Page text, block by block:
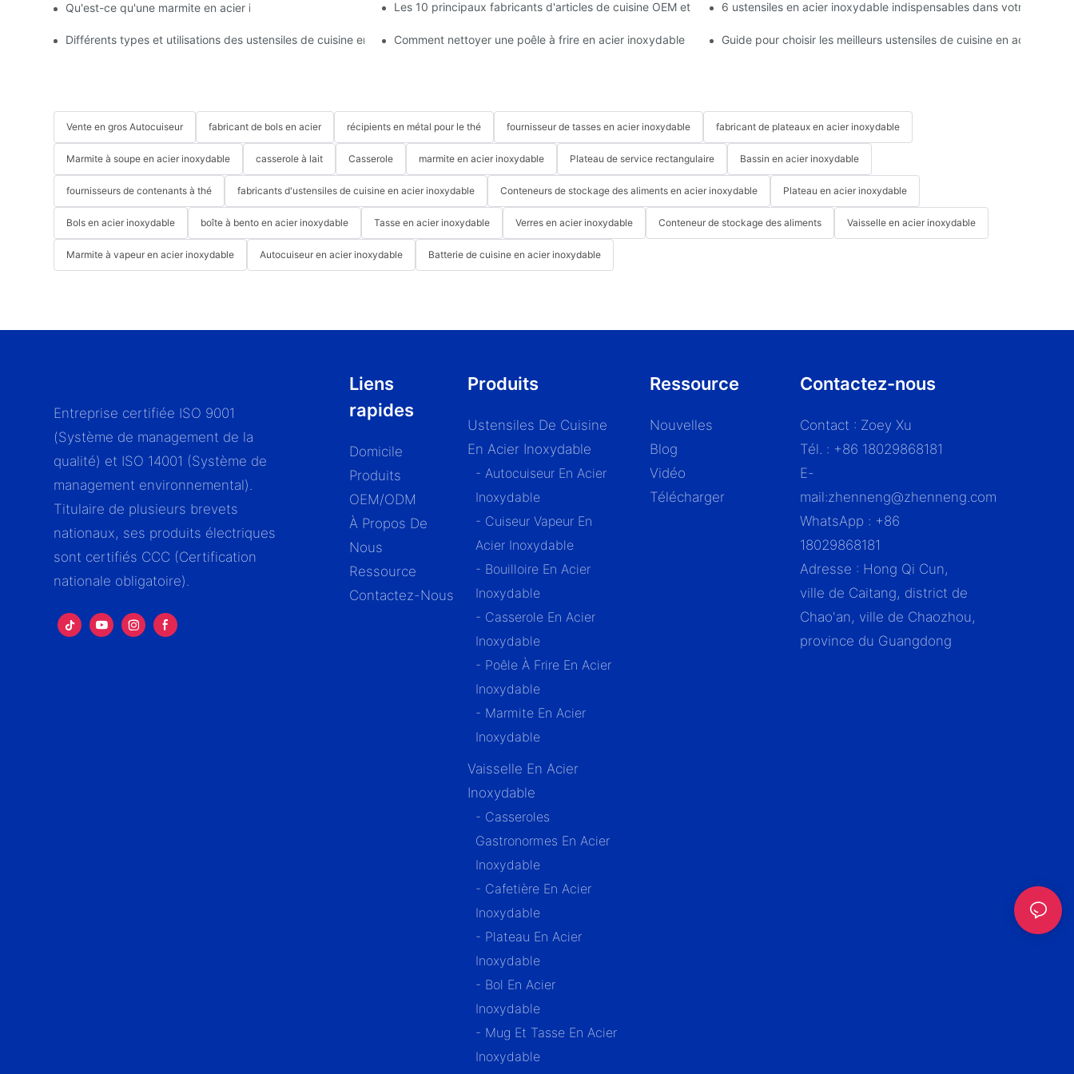
Qu'est-ce qu'une marmite en acier inoxydable ? De quel type existe-t-il ?Les 10 principaux fabricants d'articles de cuisine OEM et ODM en Chine6 ustensiles en acier inoxydable indispensables dans votre cuisine
Différents types et utilisations des ustensiles de cuisine en acier inoxydableComment nettoyer une poêle à frire en acier inoxydable Guide pour choisir les meilleurs ustensiles de cuisine en acier
Vente en gros Autocuiseur fabricant de bols en acier récipients en métal pour le thé fournisseur de tasses en acier inoxydable fabricant de plateaux en acier inoxydable
Marmite à soupe en acier inoxydable casserole à lait Casserole marmite en acier inoxydable Plateau de service rectangulaire Bassin en acier inoxydable
fournisseurs de contenants à thé fabricants d'ustensiles de cuisine en acier inoxydable Conteneurs de stockage des aliments en acier inoxydable Plateau en acier inoxydable
Bols en acier inoxydable boîte à bento en acier inoxydable Tasse en acier inoxydable Verres en acier inoxydable Conteneur de stockage des aliments Vaisselle en acier inoxydable
Marmite à vapeur en acier inoxydable Autocuiseur en acier inoxydable Batterie de cuisine en acier inoxydable
Entreprise certifiée ISO 9001
(Système de management de la
qualité) et ISO 14001 (Système de
management environnemental).
Titulaire de plusieurs brevets
nationaux, ses produits électriques
sont certifiés CCC (Certification
nationale obligatoire).
Liens
rapides
Domicile
Produits
OEM/ODM
À Propos De
Nous
Ressource
Contactez-Nous
Produits
Ustensiles De Cuisine
En Acier Inoxydable
- Autocuiseur En Acier
Inoxydable
- Cuiseur Vapeur En
Acier Inoxydable
- Bouilloire En Acier
Inoxydable
- Casserole En Acier
Inoxydable
- Poêle À Frire En Acier
Inoxydable
- Marmite En Acier
Inoxydable
Vaisselle En Acier
Inoxydable
- Casseroles
Gastronormes En Acier
Inoxydable
- Cafetière En Acier
Inoxydable
- Plateau En Acier
Inoxydable
- Bol En Acier
Inoxydable
- Mug Et Tasse En Acier
Inoxydable
Ressource
Nouvelles
Blog
Vidéo
Télécharger
Contactez-nous
Contact : Zoey Xu
Tél. : +86 18029868181
E-
mail:zhenneng@zhenneng.com
WhatsApp : +86
18029868181
Adresse : Hong Qi Cun,
ville de Caitang, district de
Chao'an, ville de Chaozhou,
province du Guangdong